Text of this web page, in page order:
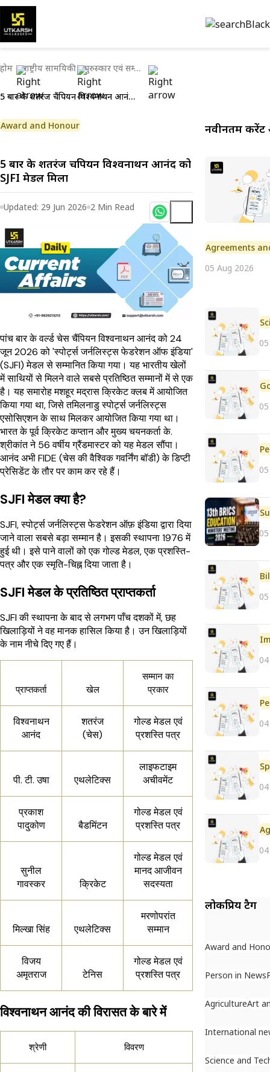
होम राष्ट्रीय सामयिकी पुरुस्कार एवं सम्मान
5 बार के शतरंज चैंपियन विश्वनाथन आनंद को SJFI मेडल मिला
Award and Honour
5 बार के शतरंज चैंपियन विश्वनाथन आनंद को
SJFI मेडल मिला
Updated: 29 Jun 2026 2 Min Read
पांच बार के वर्ल्ड चेस चैंपियन विश्वनाथन आनंद को 24
जून 2026 को 'स्पोर्ट्स जर्नलिस्ट्स फेडरेशन ऑफ इंडिया'
(SJFI) मेडल से सम्मानित किया गया। यह भारतीय खेलों
में साथियों से मिलने वाले सबसे प्रतिष्ठित सम्मानों में से एक
है। यह समारोह मशहूर मद्रास क्रिकेट क्लब में आयोजित
किया गया था, जिसे तमिलनाडु स्पोर्ट्स जर्नलिस्ट्स
एसोसिएशन के साथ मिलकर आयोजित किया गया था।
भारत के पूर्व क्रिकेट कप्तान और मुख्य चयनकर्ता के.
श्रीकांत ने 56 वर्षीय ग्रैंडमास्टर को यह मेडल सौंपा।
आनंद अभी FIDE (चेस की वैश्विक गवर्निंग बॉडी) के डिप्टी
प्रेसिडेंट के तौर पर काम कर रहे हैं।
SJFI मेडल क्या है?
SJFI, स्पोर्ट्स जर्नलिस्ट्स फेडरेशन ऑफ़ इंडिया द्वारा दिया
जाने वाला सबसे बड़ा सम्मान है। इसकी स्थापना 1976 में
हुई थी। इसे पाने वालों को एक गोल्ड मेडल, एक प्रशस्ति-
पत्र और एक स्मृति-चिह्न दिया जाता है।
SJFI मेडल के प्रतिष्ठित प्राप्तकर्ता
SJFI की स्थापना के बाद से लगभग पाँच दशकों में, छह
खिलाड़ियों ने वह मानक हासिल किया है। उन खिलाड़ियों
के नाम नीचे दिए गए हैं।
प्राप्तकर्ता खेल
सम्मान का
प्रकार
विश्वनाथन
आनंद
शतरंज
(चेस)
गोल्ड मेडल एवं
प्रशस्ति पत्र
पी. टी. उषा एथलेटिक्स
लाइफटाइम
अचीवमेंट
प्रकाश
पादुकोण
बैडमिंटन
गोल्ड मेडल एवं
प्रशस्ति पत्र
सुनील
गावस्कर
क्रिकेट
गोल्ड मेडल एवं
मानद आजीवन
सदस्यता
मिल्खा सिंह एथलेटिक्स
मरणोपरांत
सम्मान
विजय
अमृतराज
टेनिस
गोल्ड मेडल एवं
प्रशस्ति पत्र
विश्वनाथन आनंद की विरासत के बारे में
श्रेणी विवरण
नवीनतम करेंट
Agreements
05 Aug 2026
लोकप्रिय टैग
Award and
Person in News
AgricultureArt
International
Science and